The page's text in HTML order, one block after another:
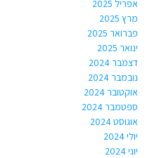
אפריל 2025
מרץ 2025
פברואר 2025
ינואר 2025
דצמבר 2024
נובמבר 2024
אוקטובר 2024
ספטמבר 2024
אוגוסט 2024
יולי 2024
יוני 2024